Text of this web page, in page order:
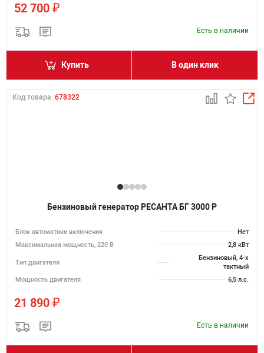
52 700 ₽
Есть в наличии
Купить В один клик
Код товара: 678322
Бензиновый генератор РЕСАНТА БГ 3000 Р
Блок автоматики включения
Нет
Максимальная мощность, 220 В
2,8 кВт
Тип двигателя
Бензиновый, 4-х
тактный
Мощность двигателя
6,5 л.с.
21 890 ₽
Есть в наличии